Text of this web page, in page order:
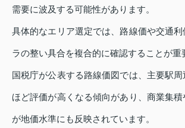
需要に波及する可能性があります。
具体的なエリア選定では、路線価や交通
ラの整い具合を複合的に確認することが重
国税庁が公表する路線価図では、主要駅
ほど評価が高くなる傾向があり、商業集積
が地価水準にも反映されています。